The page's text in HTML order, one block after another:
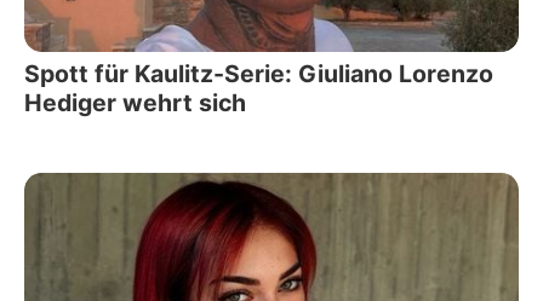
Spott für Kaulitz-Serie: Giuliano Lorenzo
Hediger wehrt sich